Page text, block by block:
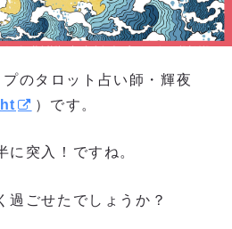
のタロット占い師・輝夜
）です。
突入！ですね。
過ごせたでしょうか？